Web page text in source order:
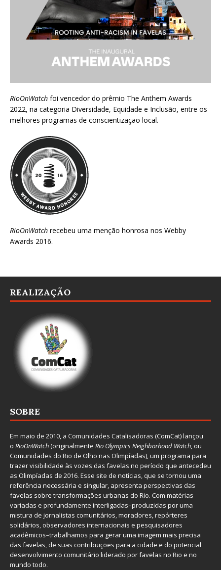
RioOnWatch foi vencedor do prêmio The Anthem Awards
2022, na categoria Diversidade, Equidade e Inclusão, entre os
melhores programas de conscientização local.
RioOnWatch recebeu uma menção honrosa nos Webby
Awards 2016.
REALIZAÇÃO
SOBRE
Em maio de 2010, a Comunidades Catalisadoras (ComCat) lançou
o RioOnWatch(originalmente Rio Olympics Neighborhood Watch, ou
Comunidades do Rio de Olho nas Olimpíadas), um programa para
trazer visibilidade às vozes das favelas no período que antecedeu
as Olimpíadas de 2016. Esse site de notícias, que se tornou uma
referência necessária e singular, apresenta perspectivas das
favelas sobre transformações urbanas do Rio. Com matérias
variadas e profundamente interligadas–produzidas por uma
mistura de jornalistas comunitários, moradores, repórteres
solidários, observadores internacionais e pesquisadores
acadêmicos–trabalhamos para gerar uma imagem mais precisa
das favelas, de suas contribuições para a cidade e do potencial
desenvolvimento comunitário liderado por favelas no Rio e no
mundo todo.